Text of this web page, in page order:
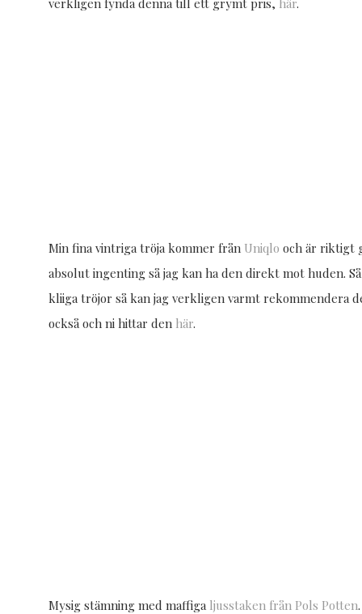
verkligen fynda denna till ett grymt pris, här.
Min fina vintriga tröja kommer från Uniqlo och är riktigt
absolut ingenting så jag kan ha den direkt mot huden.
kliiga tröjor så kan jag verkligen varmt rekommendera
också och ni hittar den här.
Mysig stämning med maffiga ljusstaken från Pols Potten.